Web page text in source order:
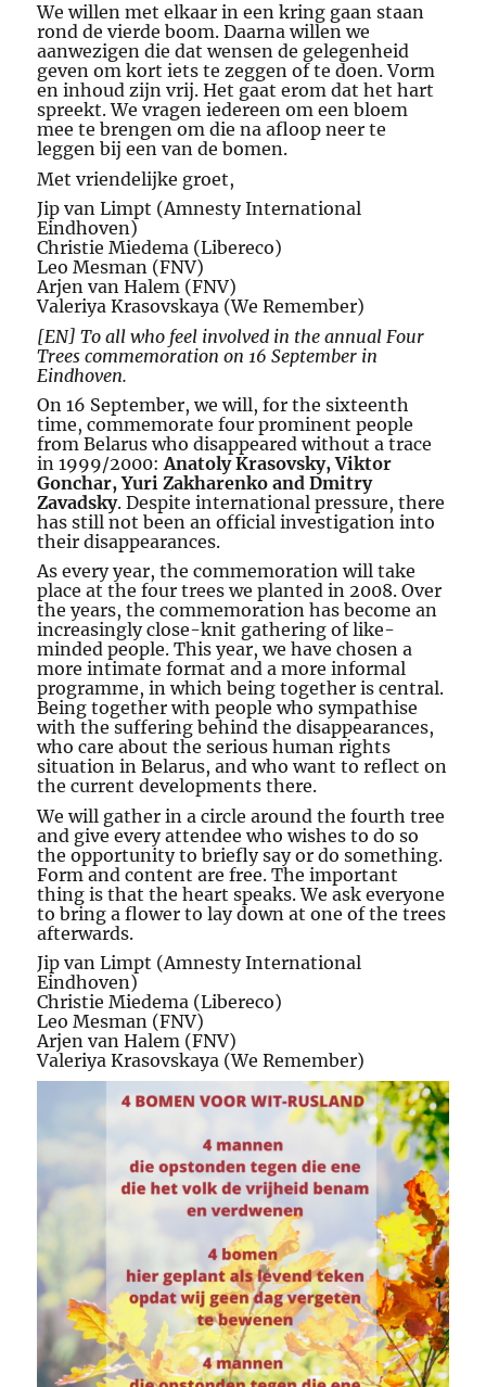
We willen met elkaar in een kring gaan staan
rond de vierde boom. Daarna willen we
aanwezigen die dat wensen de gelegenheid
geven om kort iets te zeggen of te doen. Vorm
en inhoud zijn vrij. Het gaat erom dat het hart
spreekt. We vragen iedereen om een bloem
mee te brengen om die na afloop neer te
leggen bij een van de bomen.
Met vriendelijke groet,
Jip van Limpt (Amnesty International
Eindhoven)
Christie Miedema (Libereco)
Leo Mesman (FNV)
Arjen van Halem (FNV)
Valeriya Krasovskaya (We Remember)
[EN] To all who feel involved in the annual Four
Trees commemoration on 16 September in
Eindhoven.
On 16 September, we will, for the sixteenth
time, commemorate four prominent people
from Belarus who disappeared without a trace
in 1999/2000:Anatoly Krasovsky, Viktor
Gonchar, Yuri Zakharenko and Dmitry
Zavadsky. Despite international pressure, there
has still not been an official investigation into
their disappearances.
As every year, the commemoration will take
place at the four trees we planted in 2008. Over
the years, the commemoration has become an
increasingly close-knit gathering of like-
minded people. This year, we have chosen a
more intimate format and a more informal
programme, in which being together is central.
Being together with people who sympathise
with the suffering behind the disappearances,
who care about the serious human rights
situation in Belarus, and who want to reflect on
the current developments there.
We will gather in a circle around the fourth tree
and give every attendee who wishes to do so
the opportunity to briefly say or do something.
Form and content are free. The important
thing is that the heart speaks. We ask everyone
to bring a flower to lay down at one of the trees
afterwards.
Jip van Limpt (Amnesty International
Eindhoven)
Christie Miedema (Libereco)
Leo Mesman (FNV)
Arjen van Halem (FNV)
Valeriya Krasovskaya (We Remember)